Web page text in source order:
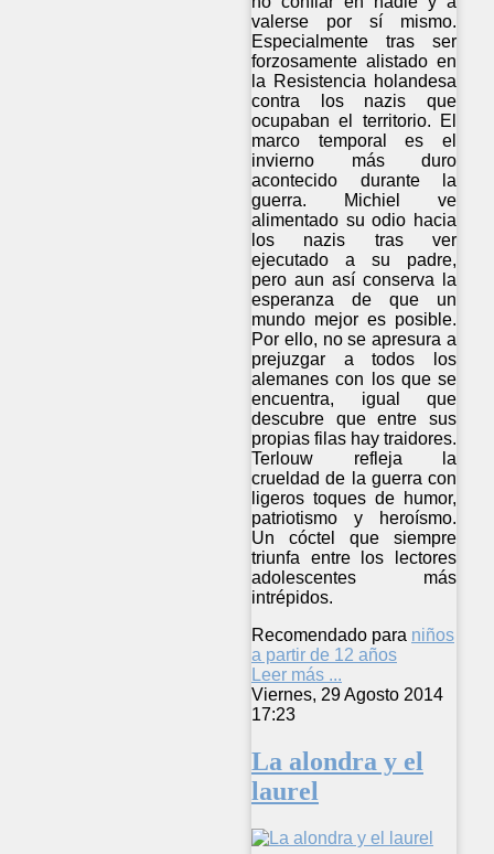
valerse por sí mismo.
Especialmente tras ser
forzosamente alistado en
la Resistencia holandesa
contra los nazis que
ocupaban el territorio. El
marco temporal es el
invierno más duro
acontecido durante la
guerra. Michiel ve
alimentado su odio hacia
los nazis tras ver
ejecutado a su padre,
pero aun así conserva la
esperanza de que un
mundo mejor es posible.
Por ello, no se apresura a
prejuzgar a todos los
alemanes con los que se
encuentra, igual que
descubre que entre sus
propias filas hay traidores.
Terlouw refleja la
crueldad de la guerra con
ligeros toques de humor,
patriotismo y heroísmo.
Un cóctel que siempre
triunfa entre los lectores
adolescentes más
intrépidos.
Recomendado para niños
a partir de 12 años
Leer más ...
Viernes, 29 Agosto 2014
17:23
La alondra y el
laurel